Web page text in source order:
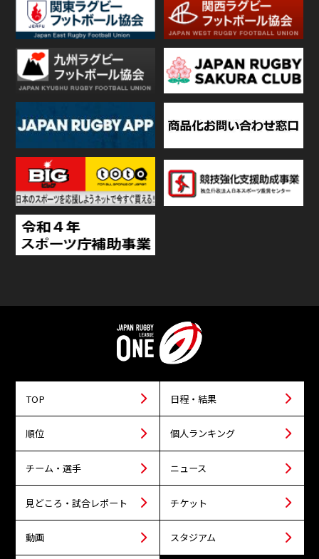
TOP 日程・結果
順位 個人ランキング
チーム・選手 ニュース
見どころ・試合レポート チケット
動画 スタジアム